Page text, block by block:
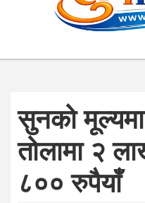
स्वास्थ्य
संघीय
प्रविधि
जीवनशैली
सुनको
तोलामा २
८०० रुपैयाँ